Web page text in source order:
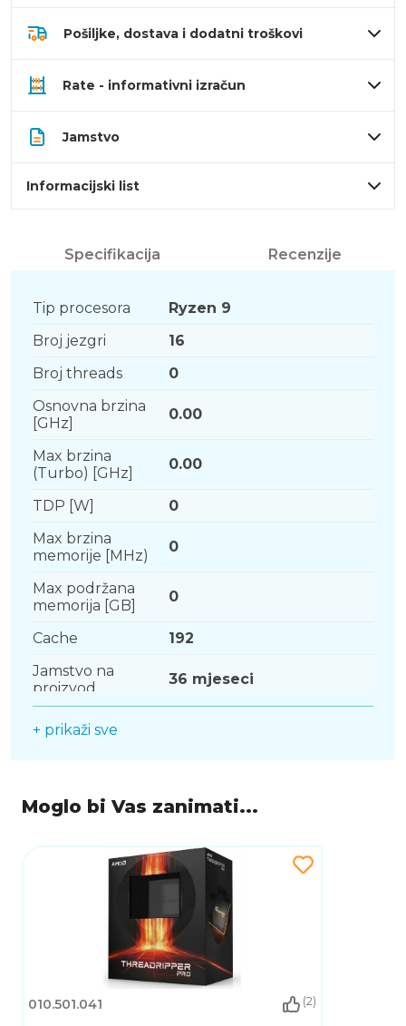
Pošiljke, dostava i dodatni troškovi
Rate - informativni izračun
Jamstvo
Informacijski list
Specifikacija Recenzije
Tip procesora
Ryzen 9
Broj jezgri
16
Broj threads
0
Osnovna brzina
[GHz]
0.00
Max brzina
(Turbo) [GHz]
0.00
TDP [W]
0
Max brzina
memorije [MHz)
0
Max podržana
memorija [GB]
0
Cache
192
Jamstvo na
proizvod
36 mjeseci
Stanje
+ prikaži sve
Moglo bi Vas zanimati...
010.501.041 (2)